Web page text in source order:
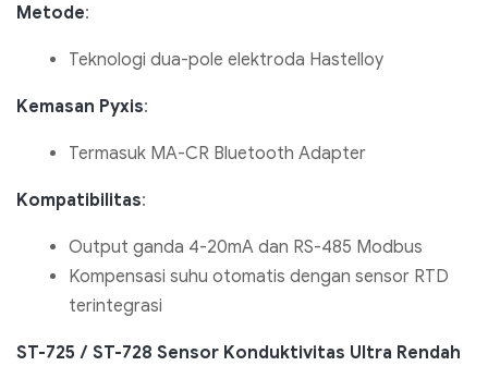
Metode:
Teknologi dua-pole elektroda Hastelloy
Kemasan Pyxis:
Termasuk MA-CR Bluetooth Adapter
Kompatibilitas:
Output ganda 4-20mA dan RS-485 Modbus
Kompensasi suhu otomatis dengan sensor RTD
terintegrasi
ST-725 / ST-728 Sensor Konduktivitas Ultra Rendah